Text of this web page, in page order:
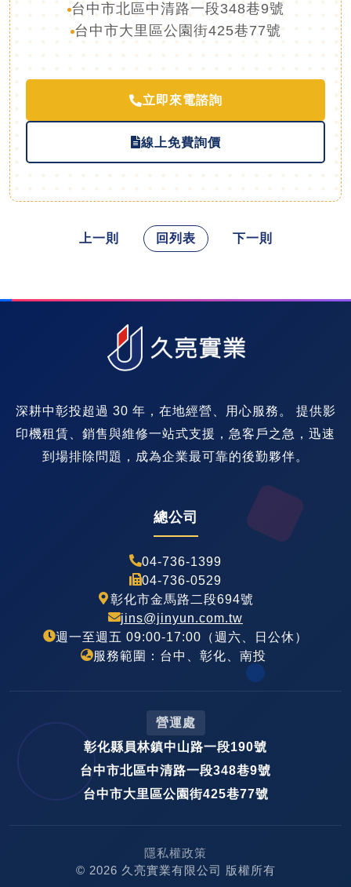
台中市北區中清路一段348巷9號
台中市大里區公園街425巷77號
立即來電諮詢
線上免費詢價
上一則 回列表 下一則
深耕中彰投超過 30 年，在地經營、用心服務。 提供影
印機租賃、銷售與維修一站式支援，急客戶之急，迅速
到場排除問題，成為企業最可靠的後勤夥伴。
總公司
04-736-1399
04-736-0529
彰化市金馬路二段694號
jins@jinyun.com.tw
週一至週五 09:00-17:00（週六、日公休）
服務範圍：台中、彰化、南投
營運處
彰化縣員林鎮中山路一段190號
台中市北區中清路一段348巷9號
台中市大里區公園街425巷77號
© 2026 久亮實業有限公司 版權所有
隱私權政策